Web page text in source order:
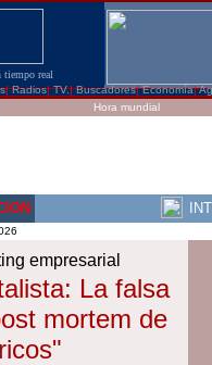
tiempo real
| Radios| TV.|Buscadores|Economía|
Hora mundial
empresarial
La falsa
mortem de